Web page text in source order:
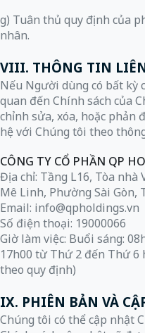
g) Tuân thủ quy định của
nhân.
VIII. THÔNG TIN
Nếu Người dùng có bất kỳ
quan đến Chính sách của
chỉnh sửa, xóa, hoặc phản
hệ với Chúng tôi theo
CÔNG TY CỔ PHẦN QP
Địa chỉ: Tầng L16, Tòa nhà
Mê Linh, Phường Sài
Email: info@qpholdings.vn
Số điện thoại: 19000066
Giờ làm việc: Buổi sáng:
17h00 từ Thứ 2 đến Thứ
theo quy định)
IX. PHIÊN BẢN VÀ
Chúng tôi có thể cập nhật